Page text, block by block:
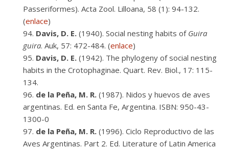
Passeriformes). Acta Zool. Lilloana, 58 (1): 94-132.
(enlace)
Davis, D. E. (1940). Social nesting habits of Guira
guira. Auk, 57: 472-484. (enlace)
Davis, D. E. (1942). The phylogeny of social nesting
habits in the Crotophaginae. Quart. Rev. Biol., 17: 115-
134.
de la Peña, M. R. (1987). Nidos y huevos de aves
argentinas. Ed. en Santa Fe, Argentina. ISBN: 950-43-
1300-0
de la Peña, M. R. (1996). Ciclo Reproductivo de las
Aves Argentinas. Part 2. Ed. Literature of Latin America